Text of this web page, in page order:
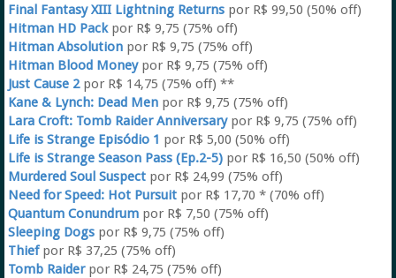
Final Fantasy XIII Lightning Returnspor R$ 99,50 (50% off)
Hitman HD Packpor R$ 9,75 (75% off)
Hitman Absolutionpor R$ 9,75 (75% off)
Hitman Blood Money por R$ 9,75 (75% off)
Just Cause 2 por R$ 14,75 (75% off) **
Kane & Lynch: Dead Men por R$ 9,75 (75% off)
Lara Croft: Tomb Raider Anniversarypor R$ 9,75 (75% off)
Life is Strange Episódio 1 por R$ 5,00 (50% off)
Life is Strange Season Pass (Ep.2-5)por R$ 16,50 (50% off)
Murdered Soul Suspectpor R$ 24,99 (75% off)
Need for Speed: Hot Pursuitpor R$ 17,70 * (70% off)
Quantum Conundrum por R$ 7,50 (75% off)
Sleeping Dogs por R$ 9,75 (75% off)
Thiefpor R$ 37,25 (75% off)
Tomb Raiderpor R$ 24,75 (75% off)